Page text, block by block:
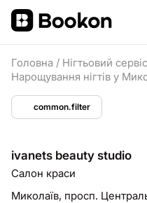
Головна / Нігтьовий сервіс
Нарощування нігтів у
common.filter
ivanets beauty studio
Салон краси
Миколаїв, просп.